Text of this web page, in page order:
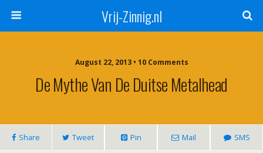
Vrij-Zinnig.nl
August 22, 2013 • 10 Comments
De Mythe Van De Duitse Metalhead
Share Tweet Pin Mail SMS